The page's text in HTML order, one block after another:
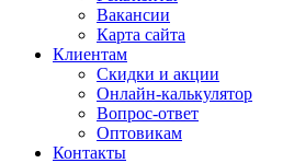
Вакансии
Карта сайта
Клиентам
Скидки и акции
Онлайн-калькулятор
Вопрос-ответ
Оптовикам
Контакты